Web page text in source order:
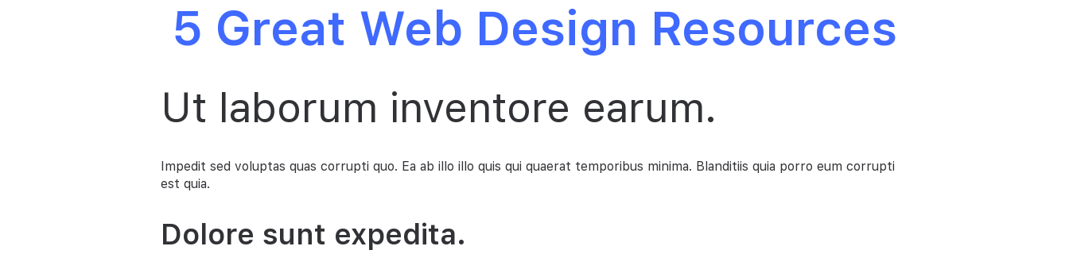
5 Great Web Design Resources
Ut laborum inventore earum.
Impedit sed voluptas quas corrupti quo. Ea ab illo illo quis qui quaerat temporibus minima. Blanditiis quia porro eum corrupti
est quia.
Dolore sunt expedita.